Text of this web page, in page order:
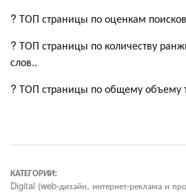
? ТОП страницы по оценкам
? ТОП страницы по количеству
слов..
? ТОП страницы по общему объему
КАТЕГОРИИ:
Digital (web-дизайн, интернет-реклама и